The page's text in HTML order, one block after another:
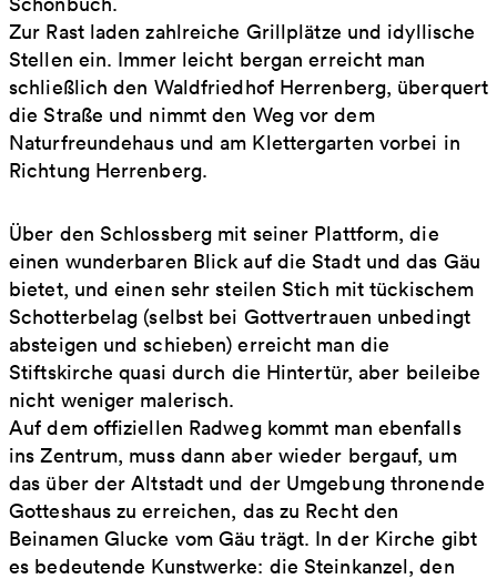
Zur Rast laden zahlreiche Grillplätze und idyllische
Stellen ein. Immer leicht bergan erreicht man
schließlich den Waldfriedhof Herrenberg, überquert
die Straße und nimmt den Weg vor dem
Naturfreundehaus und am Klettergarten vorbei in
Richtung Herrenberg.
Über den Schlossberg mit seiner Plattform, die
einen wunderbaren Blick auf die Stadt und das Gäu
bietet, und einen sehr steilen Stich mit tückischem
Schotterbelag (selbst bei Gottvertrauen unbedingt
absteigen und schieben) erreicht man die
Stiftskirche quasi durch die Hintertür, aber beileibe
nicht weniger malerisch.
Auf dem offiziellen Radweg kommt man ebenfalls
ins Zentrum, muss dann aber wieder bergauf, um
das über der Altstadt und der Umgebung thronende
Gotteshaus zu erreichen, das zu Recht den
Beinamen Glucke vom Gäu trägt. In der Kirche gibt
es bedeutende Kunstwerke: die Steinkanzel, den